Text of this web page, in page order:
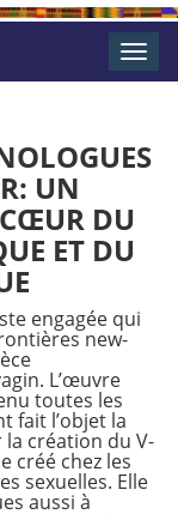
Toggle
UN
DU
ET DU
engagée qui
new-
L’œuvre
toutes les
fait l’objet la
la création du V-
créé chez les
sexuelles. Elle
aussi à